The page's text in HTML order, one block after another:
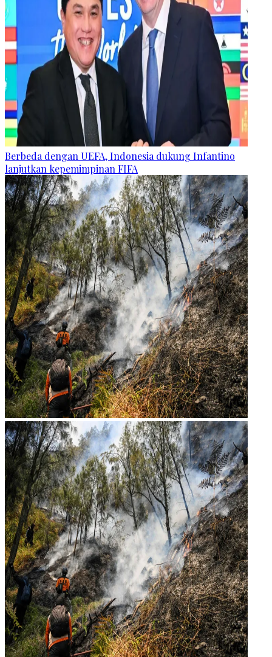
Berbeda dengan UEFA, Indonesia dukung Infantino
lanjutkan kepemimpinan FIFA